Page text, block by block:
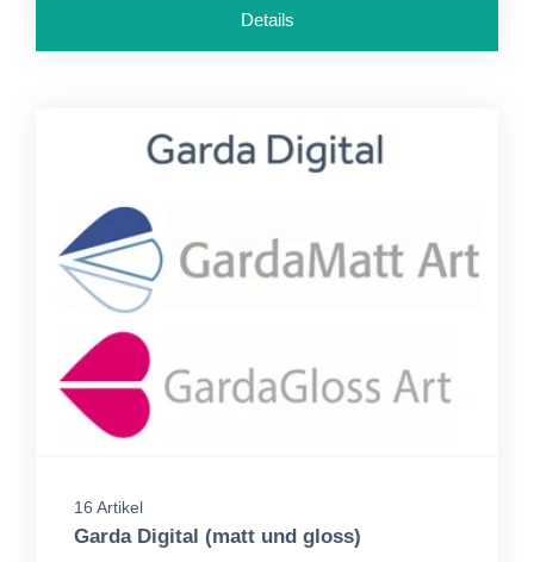
Details
16 Artikel
Garda Digital (matt und gloss)